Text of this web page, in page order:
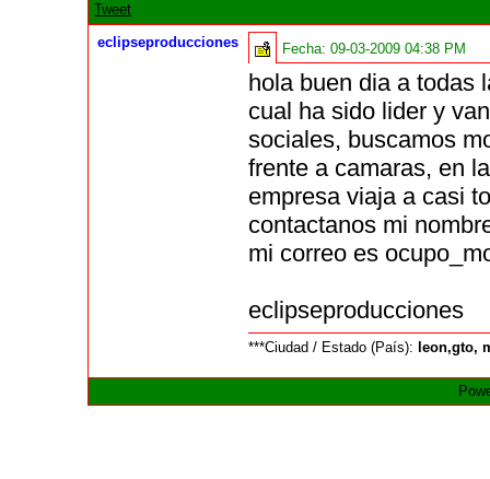
Tweet
eclipseproducciones
Fecha:09-03-2009 04:38 PM
hola buen dia a todas
cual ha sido lider y
sociales, buscamos
frente a camaras, en
empresa viaja a casi
contactanos mi
mi correo es
eclipseproducciones
***Ciudad / Estado (País): leon,gto,